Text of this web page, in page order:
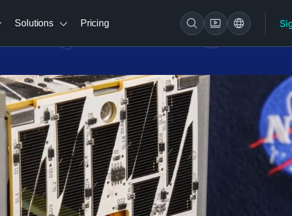
Solutions Pricing